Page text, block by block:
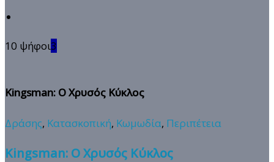
10 ψήφοι3
Kingsman: Ο Χρυσός Κύκλος
Δράσης, Κατασκοπική, Κωμωδία, Περιπέτεια
Kingsman: Ο Χρυσός Κύκλος